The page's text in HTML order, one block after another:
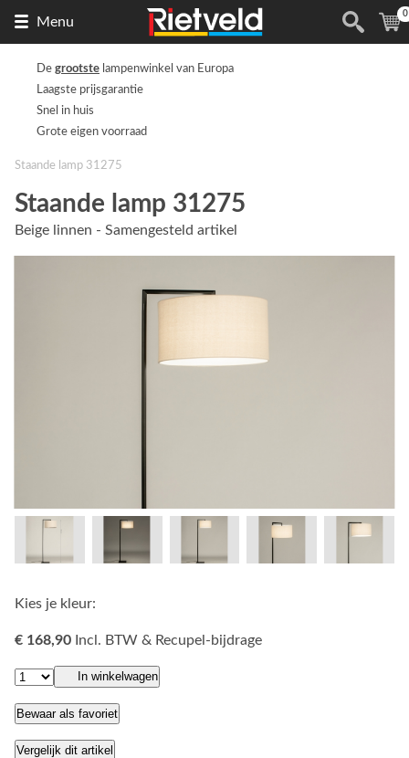
Menu
de
(
0
De grootste lampenwinkel van Europa
Laagste prijsgarantie
Snel in huis
Grote eigen voorraad
Staande lamp 31275
Staande lamp 31275
Beige linnen - Samengesteld artikel
Kies je kleur:
€ 168,90 Incl. BTW & Recupel-bijdrage
In winkelwagen
Bewaar als favoriet
Vergelijk dit artikel